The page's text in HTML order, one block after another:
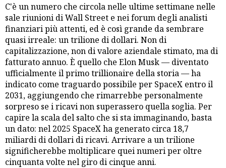
C'è un numero che circola nelle ultime settimane nelle
sale riunioni di Wall Street e nei forum degli analisti
finanziari più attenti, ed è così grande da sembrare
quasi irreale: un trilione di dollari. Non di
capitalizzazione, non di valore aziendale stimato, ma di
fatturato annuo. È quello che Elon Musk — diventato
ufficialmente il primo trillionaire della storia — ha
indicato come traguardo possibile per SpaceX entro il
2031, aggiungendo che rimarrebbe personalmente
sorpreso se i ricavi non superassero quella soglia. Per
capire la scala del salto che si sta immaginando, basta
un dato: nel 2025 SpaceX ha generato circa 18,7
miliardi di dollari di ricavi. Arrivare a un trilione
significherebbe moltiplicare quei numeri per oltre
cinquanta volte nel giro di cinque anni.